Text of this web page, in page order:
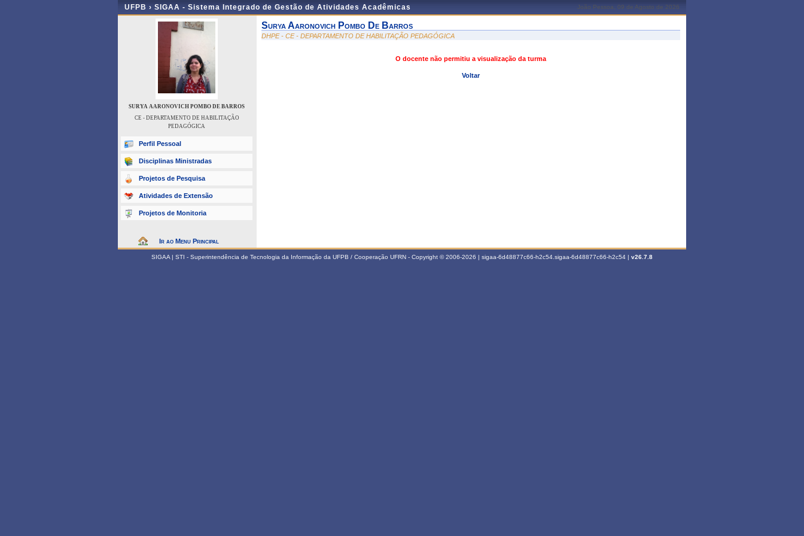
UFPB › SIGAA - Sistema Integrado de Gestão de Atividades Acadêmicas João Pessoa, 09 de Agosto de 2026
SURYA AARONOVICH POMBO DE BARROS
CE - DEPARTAMENTO DE HABILITAÇÃO
PEDAGÓGICA
Perfil Pessoal
Disciplinas Ministradas
Projetos de Pesquisa
Atividades de Extensão
Projetos de Monitoria
Ir ao Menu Principal
Surya Aaronovich Pombo De Barros
DHPE - CE - DEPARTAMENTO DE HABILITAÇÃO PEDAGÓGICA
O docente não permitiu a visualização da turma
Voltar
SIGAA | STI - Superintendência de Tecnologia da Informação da UFPB / Cooperação UFRN - Copyright © 2006-2026 | sigaa-6d48877c66-h2c54.sigaa-6d48877c66-h2c54 | v26.7.8